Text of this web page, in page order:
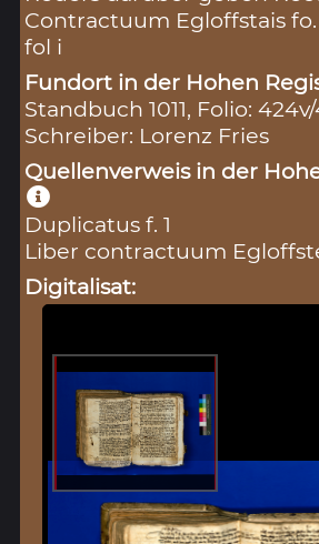
Contractuum Egloffstais
fol i
Fundort in der Hohen
Standbuch 1011, Folio:
Schreiber: Lorenz Fries
Quellenverweis in der
Duplicatus f. 1
Liber contractuum
Digitalisat: